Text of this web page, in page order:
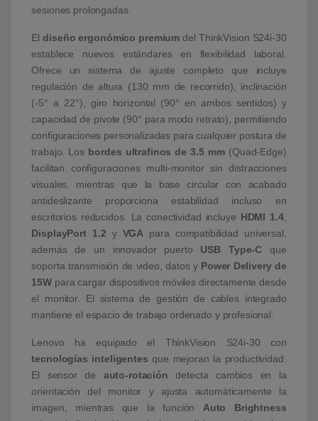
sesiones prolongadas.
Eldiseño ergonómico premium del ThinkVision S24i-30
establece nuevos estándares en flexibilidad laboral.
Ofrece un sistema de ajuste completo que incluye
regulación de altura (130 mm de recorrido), inclinación
(-5° a 22°), giro horizontal (90° en ambos sentidos) y
capacidad de pivote (90° para modo retrato), permitiendo
configuraciones personalizadas para cualquier postura de
trabajo. Los bordes ultrafinos de 3.5 mm(Quad-Edge)
facilitan configuraciones multi-monitor sin distracciones
visuales, mientras que la base circular con acabado
antideslizante proporciona estabilidad incluso en
escritorios reducidos. La conectividad incluye HDMI 1.4,
DisplayPort 1.2 y VGA para compatibilidad universal,
además de un innovador puerto USB Type-C que
soporta transmisión de video, datos y Power Delivery de
15Wpara cargar dispositivos móviles directamente desde
el monitor. El sistema de gestión de cables integrado
mantiene el espacio de trabajo ordenado y profesional.
Lenovo ha equipado el ThinkVision S24i-30 con
tecnologías inteligentes que mejoran la productividad.
El sensor de auto-rotación detecta cambios en la
orientación del monitor y ajusta automáticamente la
imagen, mientras que la función Auto Brightness